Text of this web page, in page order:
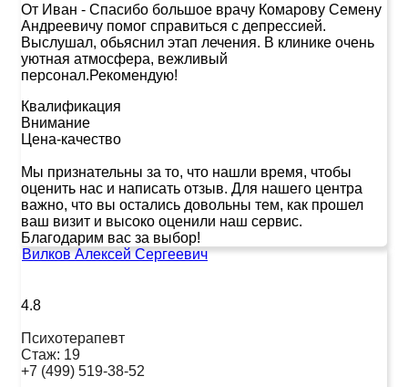
От Иван - Спасибо большое врачу Комарову Семену
Андреевичу помог справиться с депрессией.
Выслушал, обьяснил этап лечения. В клинике очень
уютная атмосфера, вежливый
персонал.Рекомендую!
Квалификация
Внимание
Цена-качество
Мы признательны за то, что нашли время, чтобы
оценить нас и написать отзыв. Для нашего центра
важно, что вы остались довольны тем, как прошел
ваш визит и высоко оценили наш сервис.
Благодарим вас за выбор!
Вилков Алексей Сергеевич
4.8
Психотерапевт
Стаж: 19
+7 (499) 519-38-52